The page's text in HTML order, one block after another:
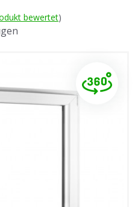
bewertet)